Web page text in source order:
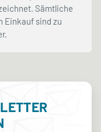
Sämtliche
Einkauf sind zu